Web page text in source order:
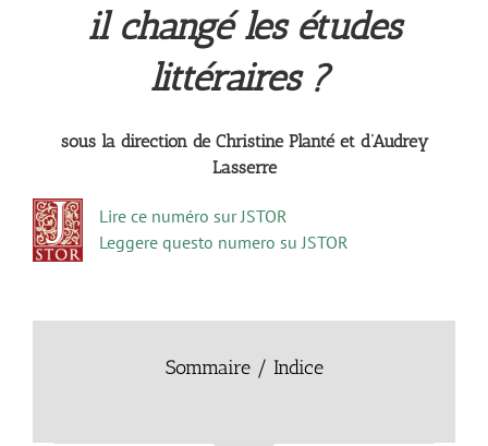
il changé les études
littéraires ?
sous la direction de Christine Planté et d’Audrey
Lasserre
Lire ce numéro sur JSTOR
Leggere questo numero su JSTOR
Sommaire / Indice